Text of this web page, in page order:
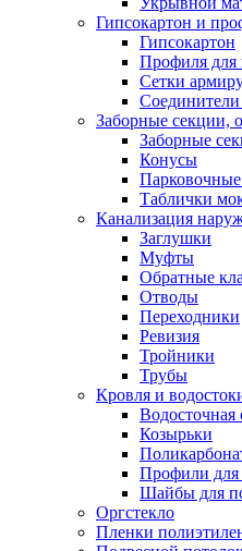
Гипсокартон и
Гипсокартон
Профиля для
Сетки
Заборные секции,
Заборные
Конусы
Таблички
Канализация
Заглушки
Муфты
Обратные
Отводы
Переходники
Ревизия
Тройники
Трубы
Кровля и
Водосточная
Козырьки
Профили для
Шайбы для
Оргстекло
Пленки